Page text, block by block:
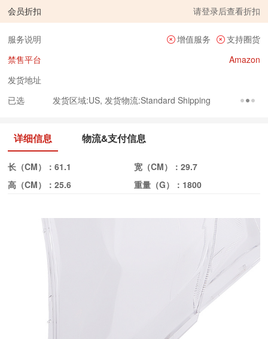
会员折扣 请登录后查看折扣
服务说明 增值服务
支持圈货
禁售平台
Amazon
发货地址
已选
发货区域:US, 发货物流:Standard Shipping
详细信息 物流&支付信息
长（CM）：61.1 宽（CM）： 29.7
高（CM）：25.6 重量（G）： 1800